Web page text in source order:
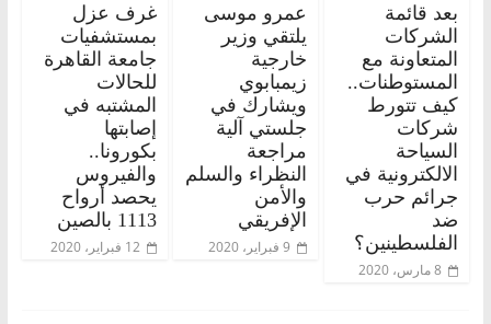
بعد قائمة
الشركات
المتعاونة مع
المستوطنات..
كيف تتورط
شركات
السياحة
الالكترونية في
جرائم حرب
ضد
الفلسطينين؟
8 مارس، 2020
عمرو موسى
يلتقي وزير
خارجية
زيمبابوي
ويشارك في
جلستي آلية
مراجعة
النظراء والسلم
والأمن
الإفريقي
9 فبراير، 2020
غرف عزل
بمستشفيات
جامعة القاهرة
للحالات
المشتبه في
إصابتها
بكورونا..
والفيروس
يحصد أرواح
1113 بالصين
12 فبراير، 2020